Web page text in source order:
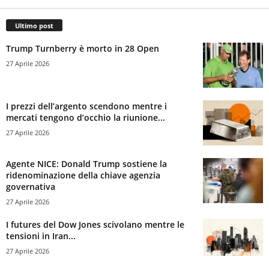
Ultimo post
Trump Turnberry è morto in 28 Open
27 Aprile 2026
I prezzi dell’argento scendono mentre i
mercati tengono d’occhio la riunione...
27 Aprile 2026
Agente NICE: Donald Trump sostiene la
ridenominazione della chiave agenzia
governativa
27 Aprile 2026
I futures del Dow Jones scivolano mentre le
tensioni in Iran...
27 Aprile 2026